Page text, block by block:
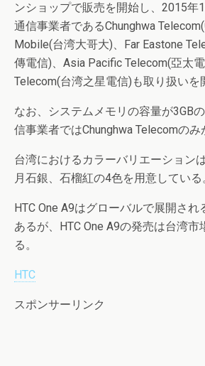
ンショップで販売を開始し、2015年
通信事業者であるChunghwa
Mobile(台湾大哥大)、Far Eastone
傳電信)、Asia Pacific Telecom(亞太
Telecom(台湾之星電信)も取り扱いを
なお、システムメモリの容量が3GB
信事業者ではChunghwa Telecomのみ
台湾におけるカラーバリエーション
月石銀、石榴紅の4色を用意している
HTC One A9はグローバルで展開さ
あるが、HTC One A9の発売は台湾
る。
HTC
スポンサーリンク